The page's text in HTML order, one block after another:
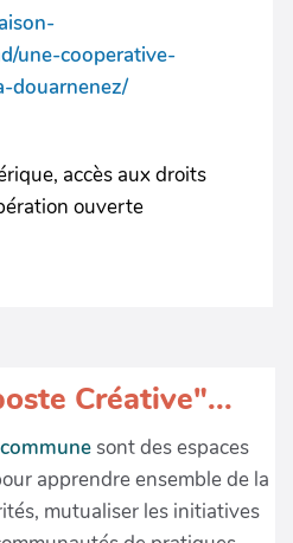
une-cooperative-
douarnenez/
accès aux droits
ouverte